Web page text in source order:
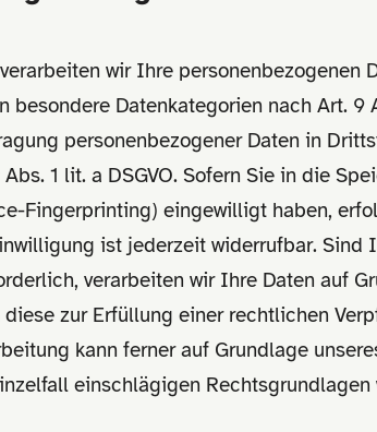
wir Ihre personenbezogenen
besondere Datenkategorien nach Art. 9
personenbezogener Daten in
1 lit. a DSGVO. Sofern Sie in die
Fingerprinting) eingewilligt haben,
ist jederzeit widerrufbar. Sind
verarbeiten wir Ihre Daten auf
diese zur Erfüllung einer rechtlichen
kann ferner auf Grundlage
einschlägigen